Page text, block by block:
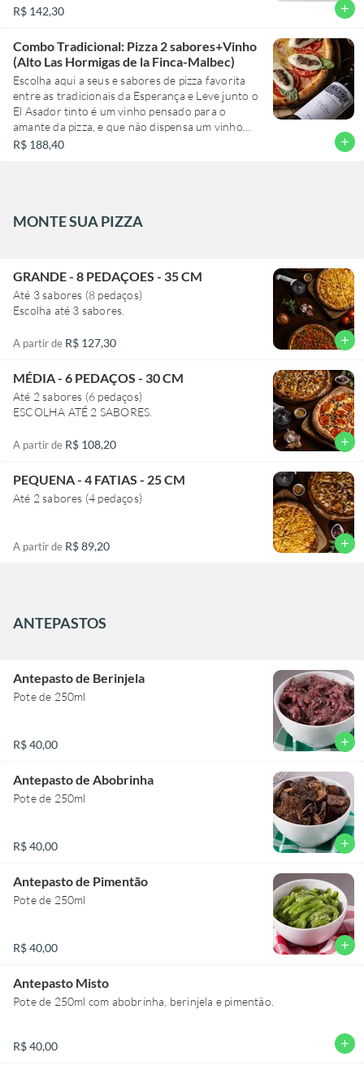
R$ 142,30 add
Combo Tradicional: Pizza 2 sabores+Vinho
(Alto Las Hormigas de la Finca-Malbec)
Escolha aqui a seus e sabores de pizza favorita
entre as tradicionais da Esperança e Leve junto o
El Asador tinto é um vinho pensado para o
amante da pizza, e que não dispensa um vinho
equilibrado e macio para acompanhar.
R$ 188,40 add
MONTE SUA PIZZA
GRANDE - 8 PEDAÇOES - 35 CM
Até 3 sabores (8 pedaços)
Escolha até 3 sabores.
A partir de R$ 127,30 add
MÉDIA - 6 PEDAÇOS - 30 CM
Até 2 sabores (6 pedaços)
ESCOLHA ATÉ 2 SABORES.
A partir de R$ 108,20 add
PEQUENA - 4 FATIAS - 25 CM
A partir de R$ 89,20 add
ANTEPASTOS
Antepasto de Berinjela
Pote de 250ml
R$ 40,00 add
Antepasto de Abobrinha
Pote de 250ml
R$ 40,00 add
Antepasto de Pimentão
Pote de 250ml
R$ 40,00 add
Antepasto Misto
Pote de 250ml com abobrinha, berinjela e pimentão.
R$ 40,00 add